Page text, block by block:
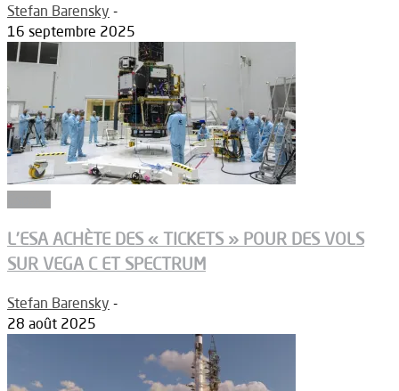
Stefan Barensky -
16 septembre 2025
L’ESA ACHÈTE DES « TICKETS » POUR DES VOLS
SUR VEGA C ET SPECTRUM
Stefan Barensky -
28 août 2025